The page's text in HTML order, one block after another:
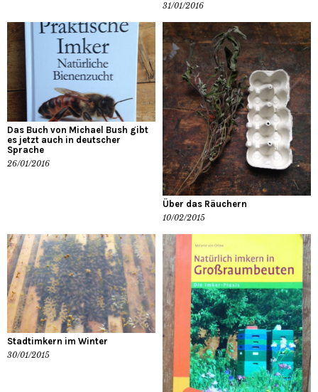
31/01/2016
Das Buch von Michael Bush gibt
es jetzt auch in deutscher
Sprache
26/01/2016
Über das Räuchern
10/02/2015
Stadtimkern im Winter
30/01/2015